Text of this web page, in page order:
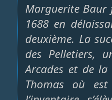
Marguerite Baur
1688 en
deuxième. La
des Pelletiers,
Arcades et de
Thomas où